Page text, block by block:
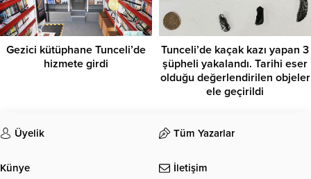
Gezici kütüphane Tunceli’de
hizmete girdi
Tunceli’de kaçak kazı yapan 3
şüpheli yakalandı. Tarihi eser
olduğu değerlendirilen objeler
ele geçirildi
Üyelik Tüm Yazarlar
Künye İletişim